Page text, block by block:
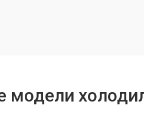
модели